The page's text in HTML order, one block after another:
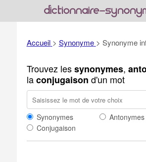
Accueil > Synonyme > Synonyme
Trouvez lessynonymes,
laconjugaison d'un mot
Synonymes
Antonymes
Conjugaison